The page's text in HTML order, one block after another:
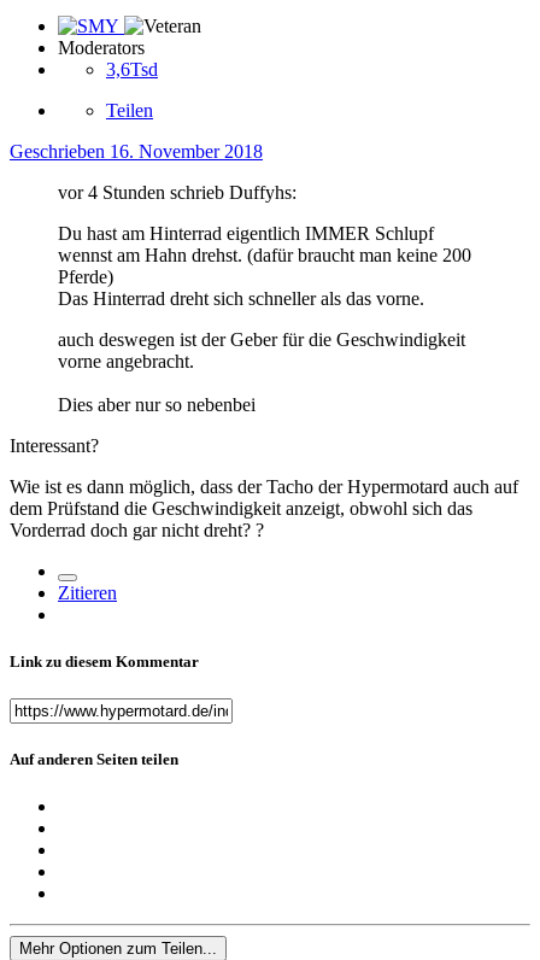
Moderators
3,6Tsd
Teilen
Geschrieben 16. November 2018
vor 4 Stunden schrieb Duffyhs:
Du hast am Hinterrad eigentlich IMMER Schlupf
wennst am Hahn drehst. (dafür braucht man keine 200
Pferde)
Das Hinterrad dreht sich schneller als das vorne.
auch deswegen ist der Geber für die Geschwindigkeit
vorne angebracht.
Dies aber nur so nebenbei
Interessant?
Wie ist es dann möglich, dass der Tacho der Hypermotard auch auf
dem Prüfstand die Geschwindigkeit anzeigt, obwohl sich das
Vorderrad doch gar nicht dreht? ?
Zitieren
Link zu diesem Kommentar
Auf anderen Seiten teilen
Mehr Optionen zum Teilen...